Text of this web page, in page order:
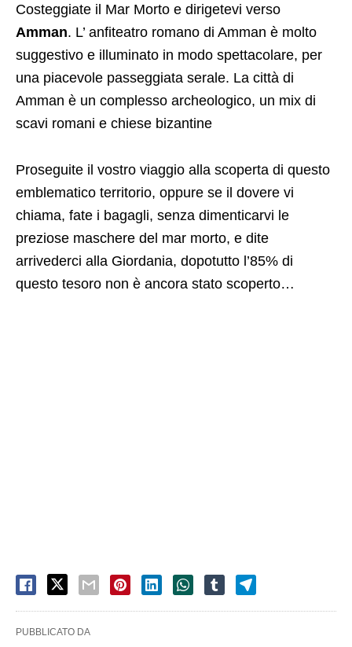
Costeggiate il Mar Morto e dirigetevi verso
Amman. L’ anfiteatro romano di Amman è molto
suggestivo e illuminato in modo spettacolare, per
una piacevole passeggiata serale. La città di
Amman è un complesso archeologico, un mix di
scavi romani e chiese bizantine
Proseguite il vostro viaggio alla scoperta di questo
emblematico territorio, oppure se il dovere vi
chiama, fate i bagagli, senza dimenticarvi le
preziose maschere del mar morto, e dite
arrivederci alla Giordania, dopotutto l’85% di
questo tesoro non è ancora stato scoperto…
PUBBLICATO DA